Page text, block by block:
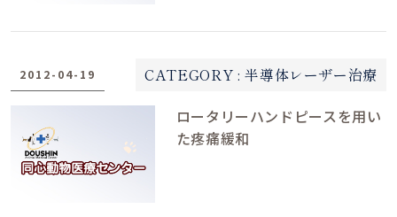
2012-04-19 CATEGORY :半導体レーザー治療
ロータリーハンドピースを用い
た疼痛緩和